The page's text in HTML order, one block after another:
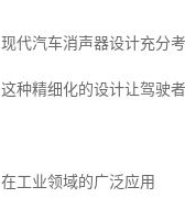
现代汽车消声器设计充分
这种精细化的设计让驾驶
在工业领域的广泛应用